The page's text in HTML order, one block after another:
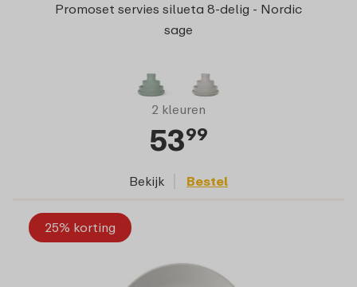
Promoset servies silueta 8-delig - Nordic
sage
2 kleuren
5399
Bekijk Bestel
25% korting